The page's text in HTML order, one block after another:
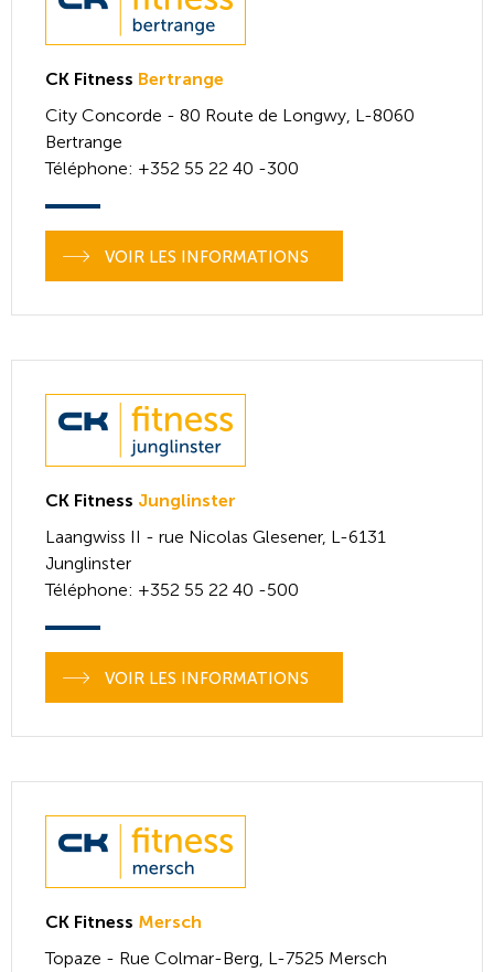
CK Fitness Bertrange
City Concorde - 80 Route de Longwy, L-8060
Bertrange
Téléphone: +352 55 22 40 -300
VOIR LES INFORMATIONS
CK Fitness Junglinster
Laangwiss II - rue Nicolas Glesener, L-6131
Junglinster
Téléphone: +352 55 22 40 -500
VOIR LES INFORMATIONS
CK Fitness Mersch
Topaze - Rue Colmar-Berg, L-7525 Mersch